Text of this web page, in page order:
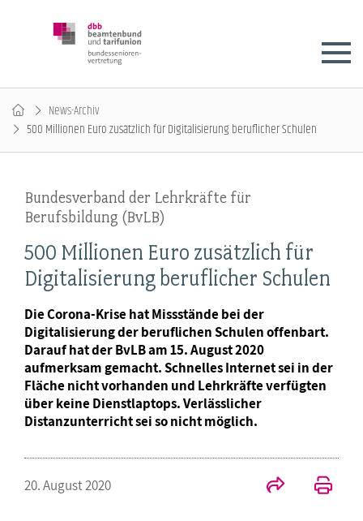
News-Archiv
500 Millionen Euro zusätzlich für Digitalisierung beruflicher Schulen
Bundesverband der Lehrkräfte für
Berufsbildung (BvLB)
500 Millionen Euro zusätzlich für
Digitalisierung beruflicher Schulen
Die Corona-Krise hat Missstände bei der
Digitalisierung der beruflichen Schulen offenbart.
Darauf hat der BvLB am 15. August 2020
aufmerksam gemacht. Schnelles Internet sei in der
Fläche nicht vorhanden und Lehrkräfte verfügten
über keine Dienstlaptops. Verlässlicher
Distanzunterricht sei so nicht möglich.
20. August 2020